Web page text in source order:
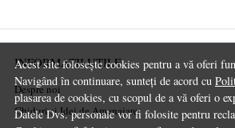
Acest site folosește cookies pentru a vă oferi
Navigând în continuare, sunteți de acord cu
plasarea de cookies, cu scopul de a vă oferi o
Datele Dvs. personale vor fi folosite pentru
INFORMATII UTILE
Despre noi
Ghiduri și Idei de Amenajare